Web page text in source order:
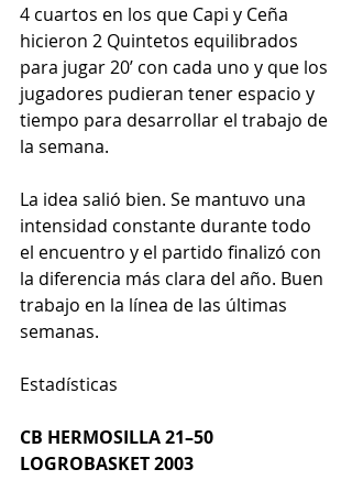
4 cuartos en los que Capi y Ceña
hicieron 2 Quintetos equilibrados
para jugar 20’ con cada uno y que los
jugadores pudieran tener espacio y
tiempo para desarrollar el trabajo de
la semana.
La idea salió bien. Se mantuvo una
intensidad constante durante todo
el encuentro y el partido finalizó con
la diferencia más clara del año. Buen
trabajo en la línea de las últimas
semanas.
Estadísticas
CB HERMOSILLA 21–50
LOGROBASKET 2003